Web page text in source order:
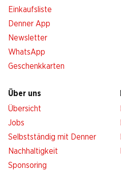
Einkaufsliste
Denner App
Newsletter
WhatsApp
Geschenkkarten
Über uns
Übersicht
Jobs
Selbstständig mit Denner
Nachhaltigkeit
Sponsoring